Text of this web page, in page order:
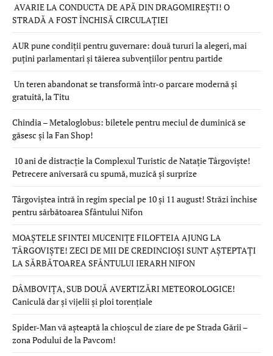
AVARIE LA CONDUCTA DE APĂ DIN DRAGOMIREȘTI! O
STRADĂ A FOST ÎNCHISĂ CIRCULAȚIEI
AUR pune condiții pentru guvernare: două tururi la alegeri, mai
puțini parlamentari și tăierea subvențiilor pentru partide
Un teren abandonat se transformă într-o parcare modernă și
gratuită, la Titu
Chindia – Metaloglobus: biletele pentru meciul de duminică se
găsesc și la Fan Shop!
10 ani de distracție la Complexul Turistic de Natație Târgoviște!
Petrecere aniversară cu spumă, muzică și surprize
Târgoviștea intră în regim special pe 10 și 11 august! Străzi închise
pentru sărbătoarea Sfântului Nifon
MOAȘTELE SFINTEI MUCENIȚE FILOFTEIA AJUNG LA
TÂRGOVIȘTE! ZECI DE MII DE CREDINCIOȘI SUNT AȘTEPTAȚI
LA SĂRBĂTOAREA SFÂNTULUI IERARH NIFON
DÂMBOVIȚA, SUB DOUĂ AVERTIZĂRI METEOROLOGICE!
Caniculă dar și vijelii și ploi torențiale
Spider-Man vă așteaptă la chioșcul de ziare de pe Strada Gării –
zona Podului de la Pavcom!